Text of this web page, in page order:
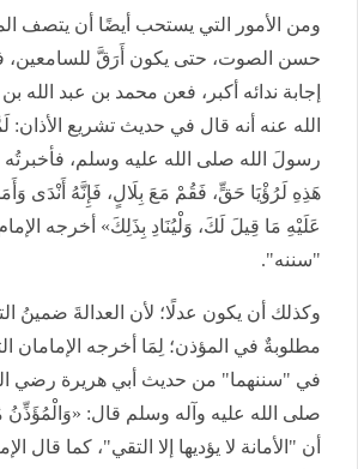
ومن الأمور التي يستحب أيضًا أن يتصف
حسن الصوت، حتى يكون أَرَقَّ للسامعين،
إجابة ندائه أكبر، فعن محمد بن عبد الله
الله عنه أنه قال في حديث تشريع الأذان:
رسولَ الله صلى الله عليه وسلم، فأخبرتُه
هَذِهِ لَرُؤْيَا حَقٍّ، فَقُمْ مَعَ بِلَالٍ، فَإِنَّهُ أَنْدَى
عَلَيْهِ مَا قِيلَ لَكَ، وَلْيُنَادِ بِذَلِكَ» أخرجه
"سننه".
وكذلك أن يكون عدلًا؛ لأن العدالةَ ضمينُ
مطلوبةٌ في المؤذن؛ لِمَا أخرجه الإمامان
في "سننهما" من حديث أبي هريرة رضي
صلى الله عليه وآله وسلم قال: «وَالْمُؤَذِّنُ
أن "الأمانة لا يؤديها إلا التقي"، كما قال